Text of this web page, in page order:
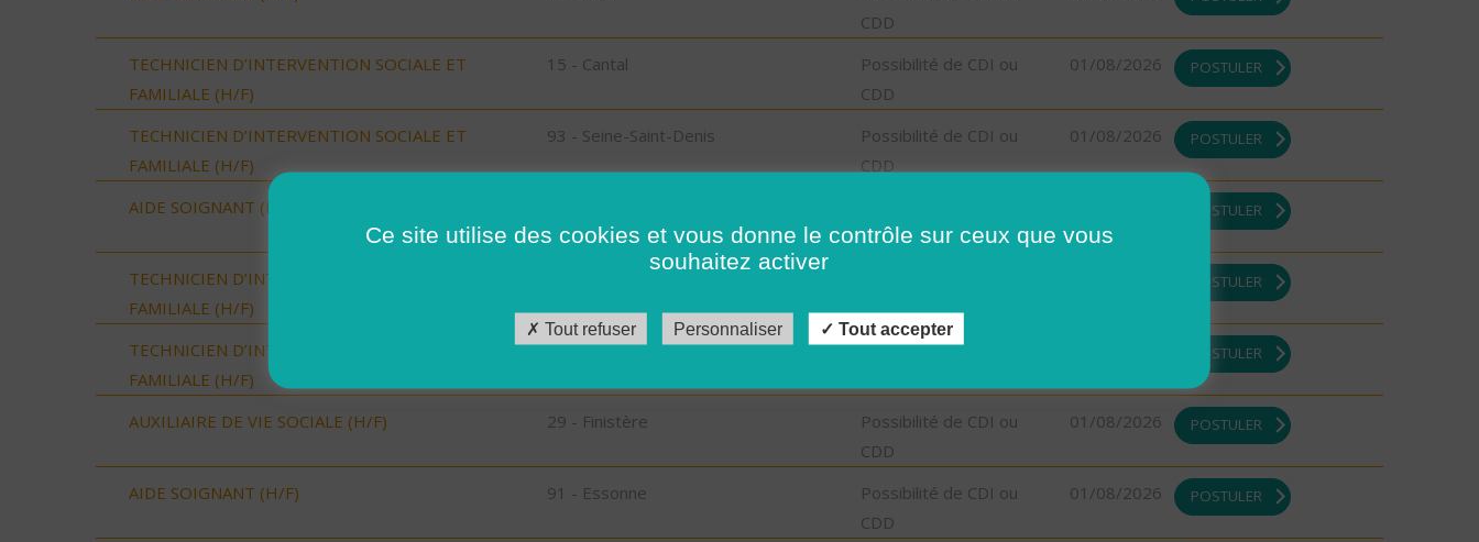
CDD
TECHNICIEN D’INTERVENTION SOCIALE ET
FAMILIALE (H/F)
15 - Cantal
Possibilité de CDI ou
CDD
01/08/2026 POSTULER
TECHNICIEN D’INTERVENTION SOCIALE ET
FAMILIALE (H/F)
93 - Seine-Saint-Denis
Possibilité de CDI ou
CDD
01/08/2026 POSTULER
AIDE SOIGNANT (H/F)
CDD
POSTULER
TECHNICIEN D’INTERVENTION SOCIALE ET
FAMILIALE (H/F)
CDD
POSTULER
TECHNICIEN D’INTERVENTION SOCIALE ET
FAMILIALE (H/F)
74 - Haute-Savoie
Possibilité de CDI ou
POSTULER
AUXILIAIRE DE VIE SOCIALE (H/F) 29 - Finistère
Possibilité de CDI ou
CDD
01/08/2026 POSTULER
AIDE SOIGNANT (H/F) 91 - Essonne
Possibilité de CDI ou
CDD
01/08/2026 POSTULER
Ce site utilise des cookies et vous donne le contrôle sur ceux que vous
souhaitez activer
Tout refuser Personnaliser Tout accepter